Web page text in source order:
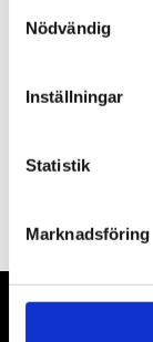
Nödvändig
Inställningar
Statistik
Marknadsföring